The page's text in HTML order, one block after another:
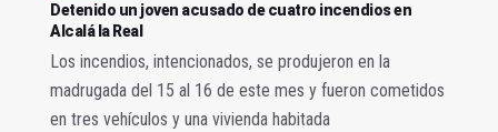
Detenido un joven acusado de cuatro incendios en
Alcalá la Real
Los incendios, intencionados, se produjeron en la
madrugada del 15 al 16 de este mes y fueron cometidos
en tres vehículos y una vivienda habitada